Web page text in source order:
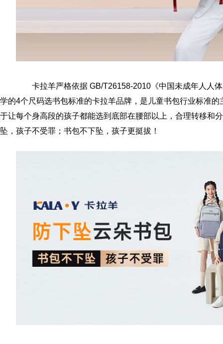
卡拉羊严格依据 GB/T26158-2010《中国未成年人人体
学的4个尺码选书包标准的卡拉羊品牌，是儿童书包行业标准
于让每个身高段的孩子都能选到底部在腰部以上，合理转移和
坠，孩子不受罪；书包不下坠，孩子更挺拔！